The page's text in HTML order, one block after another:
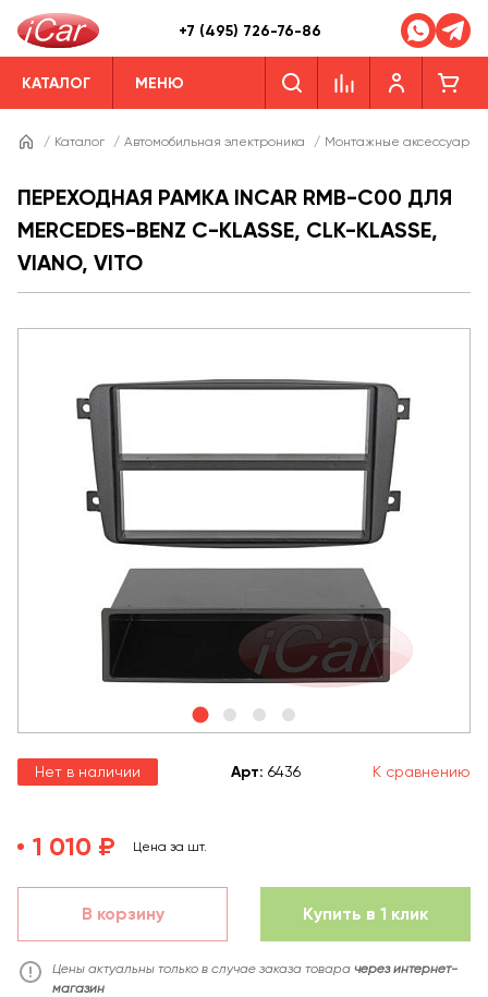
+7 (495) 726-76-86
КАТАЛОГ МЕНЮ
/ Каталог / Автомобильная электроника / Монтажные аксессуары
ПЕРЕХОДНАЯ РАМКА INCAR RMB-C00 ДЛЯ
MERCEDES-BENZ C-KLASSE, CLK-KLASSE,
VIANO, VITO
Нет в наличии Арт: 6436 К сравнению
1 010 ₽ Цена за шт.
В корзину Купить в 1 клик
Цены актуальны только в случае заказа товара через интернет-
магазин